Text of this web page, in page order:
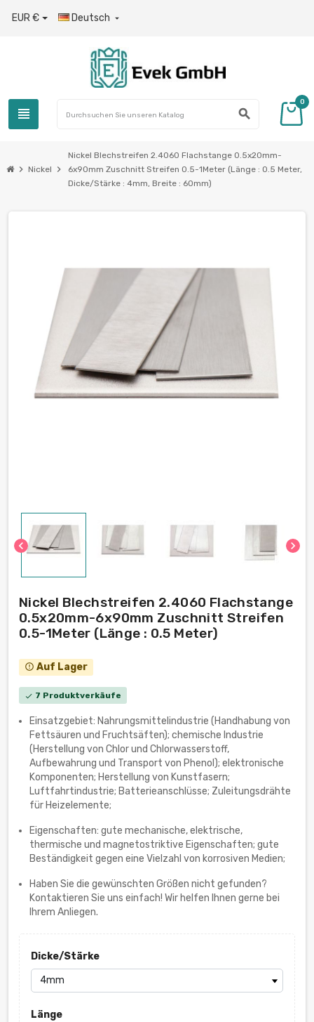
EUR € Deutsch 
view_headline search
0
chevron_right Nickel chevron_right
Nickel Blechstreifen 2.4060 Flachstange 0.5x20mm-
6x90mm Zuschnitt Streifen 0.5-1Meter (Länge : 0.5 Meter,
Dicke/Stärke : 4mm, Breite : 60mm)
chevron_left chevron_right
Nickel Blechstreifen 2.4060 Flachstange
0.5x20mm-6x90mm Zuschnitt Streifen
0.5-1Meter (Länge : 0.5 Meter)
error_outline Auf Lager
check 7 Produktverkäufe
Einsatzgebiet: Nahrungsmittelindustrie (Handhabung von
Fettsäuren und Fruchtsäften); chemische Industrie
(Herstellung von Chlor und Chlorwasserstoff,
Aufbewahrung und Transport von Phenol); elektronische
Komponenten; Herstellung von Kunstfasern;
Luftfahrtindustrie; Batterieanschlüsse; Zuleitungsdrähte
für Heizelemente;
Eigenschaften: gute mechanische, elektrische,
thermische und magnetostriktive Eigenschaften; gute
Beständigkeit gegen eine Vielzahl von korrosiven Medien;
Haben Sie die gewünschten Größen nicht gefunden?
Kontaktieren Sie uns einfach! Wir helfen Ihnen gerne bei
Ihrem Anliegen.
Dicke/Stärke
Länge